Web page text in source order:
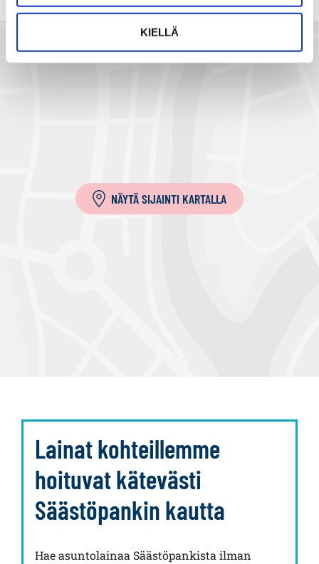
KIELLÄ
k
o
NÄYTÄ SIJAINTI KARTALLA
Lainat kohteillemme
hoituvat kätevästi
Säästöpankin kautta
Hae asuntolainaa Säästöpankista ilman